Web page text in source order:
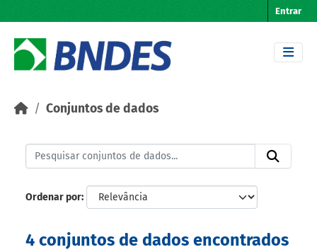
Entrar
Conjuntos de dados
Ordenar por
4 conjuntos de dados encontrados